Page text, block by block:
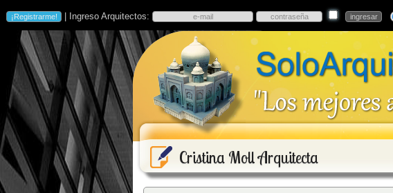
| Ingreso Arquitectos:
Cristina Moll Arquitecta